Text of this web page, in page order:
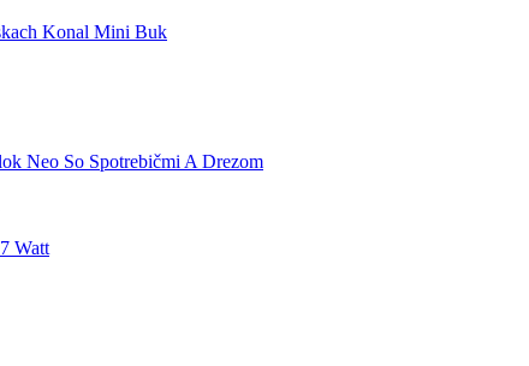
Konal Mini Buk
Neo So Spotrebičmi A Drezom
Watt